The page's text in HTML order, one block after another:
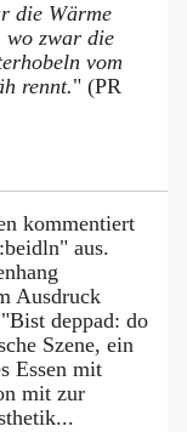
die Wärme
wo zwar die
vom
rennt." (PR
kommentiert
aus.
Ausdruck
deppad: do
Szene, ein
Essen mit
mit zur